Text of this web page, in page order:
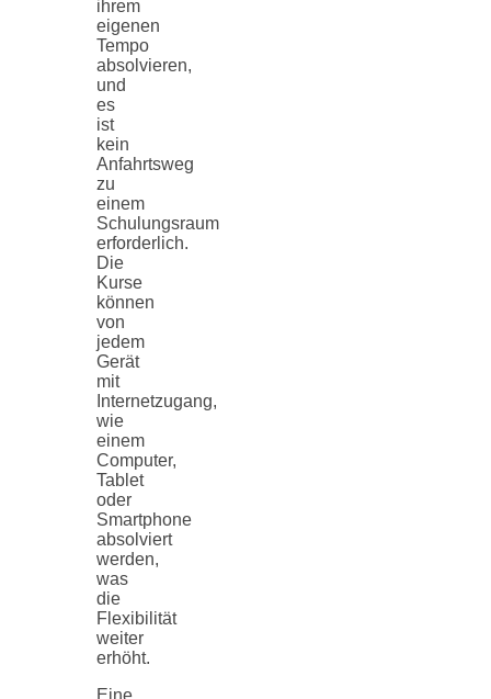
ihrem
eigenen
Tempo
absolvieren,
und
es
ist
kein
Anfahrtsweg
zu
einem
Schulungsraum
erforderlich.
Die
Kurse
können
von
jedem
Gerät
mit
Internetzugang,
wie
einem
Computer,
Tablet
oder
Smartphone
absolviert
werden,
was
die
Flexibilität
weiter
erhöht.